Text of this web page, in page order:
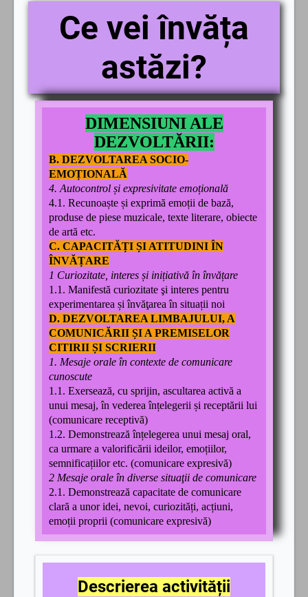
Ce vei învăța
astăzi?
DIMENSIUNI ALE
DEZVOLTĂRII:
B. DEZVOLTAREA SOCIO-
EMOȚIONALĂ
4. Autocontrol și expresivitate emoțională
4.1. Recunoaște și exprimă emoții de bază,
produse de piese muzicale, texte literare, obiecte
de artă etc.
C. CAPACITĂȚI ȘI ATITUDINI ÎN
ÎNVĂȚARE
1 Curiozitate, interes și inițiativă în învățare
1.1. Manifestă curiozitate şi interes pentru
experimentarea și învăţarea în situații noi
D. DEZVOLTAREA LIMBAJULUI, A
COMUNICĂRII ȘI A PREMISELOR
CITIRII ȘI SCRIERII
1. Mesaje orale în contexte de comunicare
cunoscute
1.1. Exersează, cu sprijin, ascultarea activă a
unui mesaj, în vederea înțelegerii și receptării lui
(comunicare receptivă)
1.2. Demonstrează înțelegerea unui mesaj oral,
ca urmare a valorificării ideilor, emoțiilor,
semnificațiilor etc. (comunicare expresivă)
2 Mesaje orale în diverse situaţii de comunicare
2.1. Demonstrează capacitate de comunicare
clară a unor idei, nevoi, curiozități, acțiuni,
emoții proprii (comunicare expresivă)
Descrierea activității